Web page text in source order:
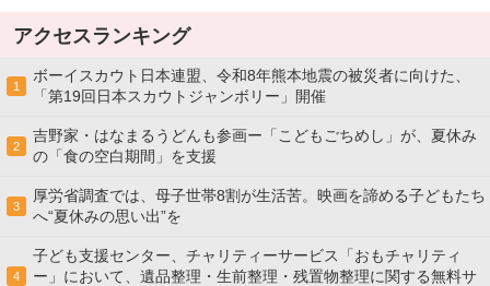
アクセスランキング
1
ボーイスカウト日本連盟、令和8年熊本地震の被災者に向けた、
「第19回日本スカウトジャンボリー」開催
2
吉野家・はなまるうどんも参画ー「こどもごちめし」が、夏休み
の「食の空白期間」を支援
3
厚労省調査では、母子世帯8割が生活苦。映画を諦める子どもたち
へ“夏休みの思い出”を
4
子ども支援センター、チャリティーサービス「おもチャリティ
ー」において、遺品整理・生前整理・残置物整理に関する無料サ